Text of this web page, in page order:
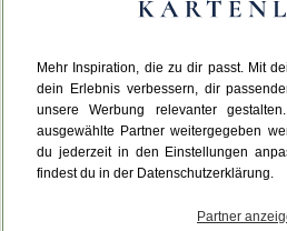
Mehr Inspiration, die zu dir passt. Mit
dein Erlebnis verbessern, dir
unsere Werbung relevanter
ausgewählte Partner weitergegeben
du jederzeit in den Einstellungen
findest du in der Datenschutzerklärung.
Partner
Da ist etwas
Leider ist ein technischer
Bitte laden Sie die